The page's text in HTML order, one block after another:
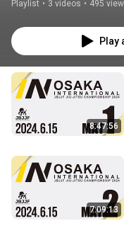
Playlist • 3 videos • 495
Play
8:47:56
7:09:13